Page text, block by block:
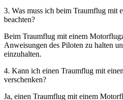
3. Was muss ich beim Traumflug mit
beachten?
Beim Traumflug mit einem
Anweisungen des Piloten zu halten
einzuhalten.
4. Kann ich einen Traumflug mit
verschenken?
Ja, einen Traumflug mit einem